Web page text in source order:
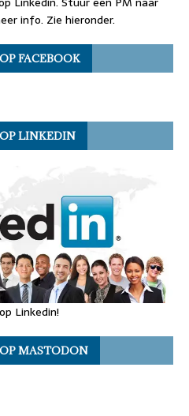
info. Zie hieronder.
FACEBOOK
LINKEDIN
Linkedin!
MASTODON